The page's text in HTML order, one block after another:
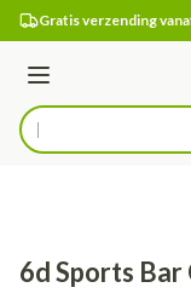
Ga naar de inhoud
Gratis verzending
Menu
Product, merk,
6d Sports